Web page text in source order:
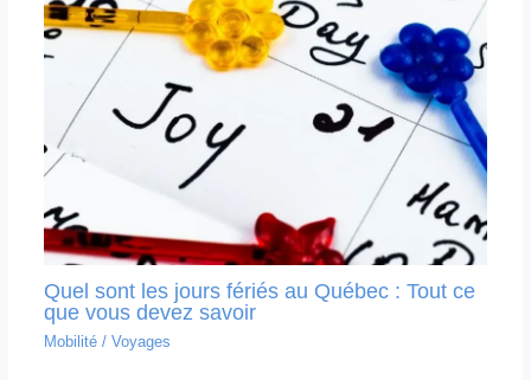
Quel sont les jours fériés au Québec : Tout ce
que vous devez savoir
Mobilité/ Voyages